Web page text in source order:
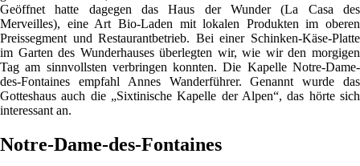
Geöffnet hatte dagegen das Haus der Wunder (La Casa des
Merveilles), eine Art Bio-Laden mit lokalen Produkten im oberen
Preissegment und Restaurantbetrieb. Bei einer Schinken-Käse-Platte
im Garten des Wunderhauses überlegten wir, wie wir den morgigen
Tag am sinnvollsten verbringen konnten. Die Kapelle Notre-Dame-
des-Fontaines empfahl Annes Wanderführer. Genannt wurde das
Gotteshaus auch die „Sixtinische Kapelle der Alpen“, das hörte sich
interessant an.
Notre-Dame-des-Fontaines